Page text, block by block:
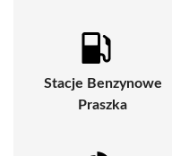
Stacje Benzynowe
Praszka